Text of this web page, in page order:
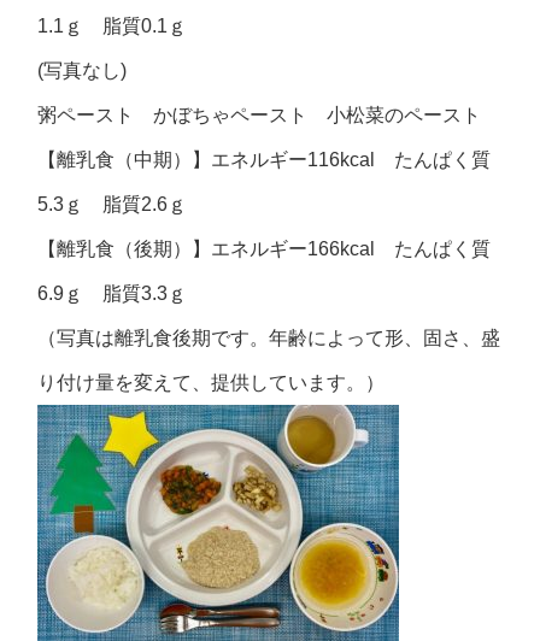
1.1ｇ 脂質0.1ｇ
(写真なし)
粥ペースト かぼちゃペースト 小松菜のペースト
【離乳食（中期）】エネルギー116kcal たんぱく質
5.3ｇ 脂質2.6ｇ
【離乳食（後期）】エネルギー166kcal たんぱく質
6.9ｇ 脂質3.3ｇ
（写真は離乳食後期です。年齢によって形、固さ、盛
り付け量を変えて、提供しています。）